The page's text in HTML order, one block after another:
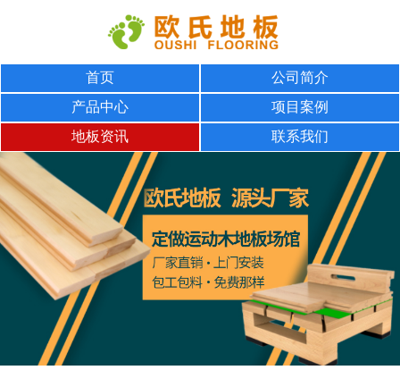
首页
公司简介
产品中心
项目案例
地板资讯
联系我们